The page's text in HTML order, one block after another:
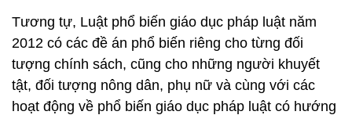
Tương tự, Luật phổ biến giáo dục pháp luật năm
2012 có các đề án phổ biến riêng cho từng đối
tượng chính sách, cũng cho những người khuyết
tật, đối tượng nông dân, phụ nữ và cùng với các
hoạt động về phổ biến giáo dục pháp luật có hướng